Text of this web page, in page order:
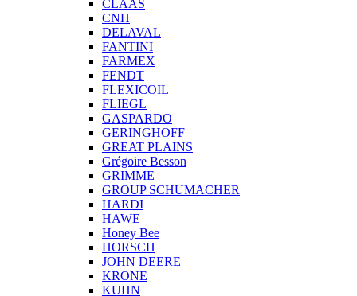
CLAAS
CNH
DELAVAL
FANTINI
FARMEX
FENDT
FLEXICOIL
FLIEGL
GASPARDO
GERINGHOFF
GREAT PLAINS
Grégoire Besson
GRIMME
GROUP SCHUMACHER
HARDI
HAWE
Honey Bee
HORSCH
JOHN DEERE
KRONE
KUHN